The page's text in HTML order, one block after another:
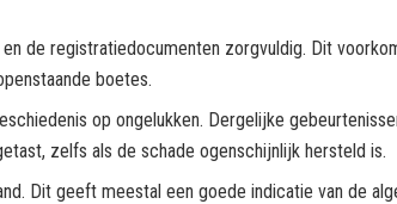
de registratiedocumenten zorgvuldig. Dit
boetes.
op ongelukken. Dergelijke
zelfs als de schade ogenschijnlijk hersteld is.
Dit geeft meestal een goede indicatie van de